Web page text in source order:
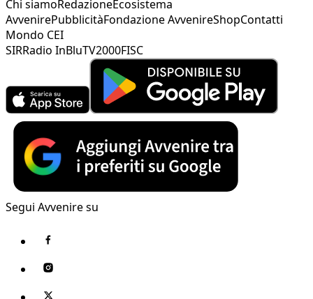
Chi siamoRedazioneEcosistema
AvvenirePubblicitàFondazione AvvenireShopContatti
Mondo CEI
SIRRadio InBluTV2000FISC
Segui Avvenire su